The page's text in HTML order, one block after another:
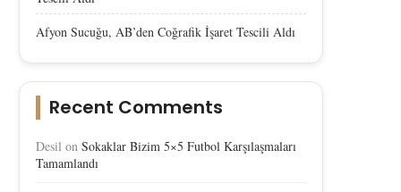
Afyon Sucuğu, AB’den Coğrafik İşaret Tescili Aldı
Recent Comments
Desil on Sokaklar Bizim 5×5 Futbol Karşılaşmaları
Tamamlandı